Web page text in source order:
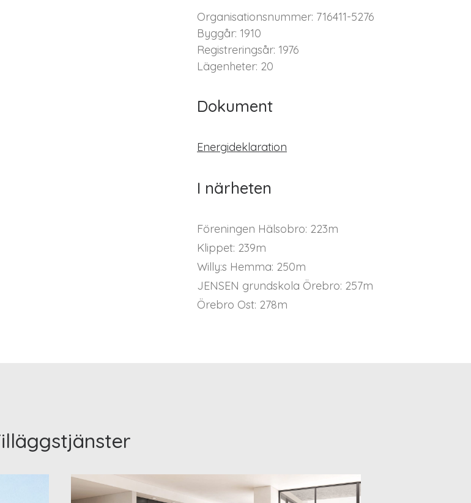
Organisationsnummer: 716411-5276
Byggår: 1910
Registreringsår: 1976
Lägenheter: 20
Dokument
Energideklaration
I närheten
Föreningen Hälsobro: 223m
Klippet: 239m
Willy:s Hemma: 250m
JENSEN grundskola Örebro: 257m
Örebro Ost: 278m